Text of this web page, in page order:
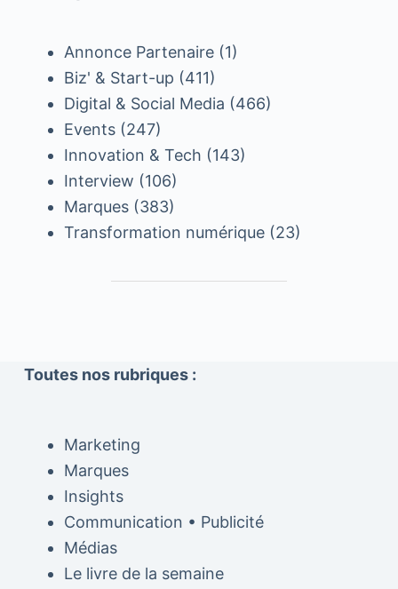
Annonce Partenaire(1)
Biz' & Start-up (411)
Digital & Social Media (466)
Events(247)
Innovation & Tech (143)
Interview (106)
Marques(383)
Transformation numérique(23)
Toutes nos rubriques :
Marketing
Marques
Insights
Communication • Publicité
Médias
Le livre de la semaine